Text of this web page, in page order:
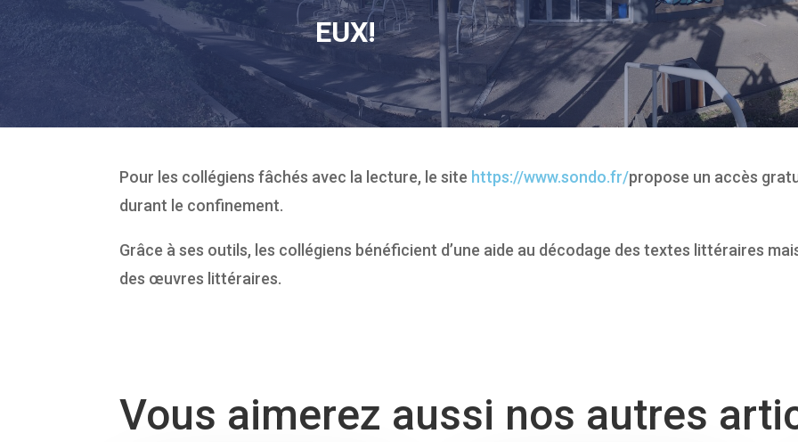
EUX!
Pour les collégiens fâchés avec la lecture, le site https://www.sondo.fr/propose un accès
durant le confinement.
Grâce à ses outils, les collégiens bénéficient d’une aide au décodage des textes littéraires
des œuvres littéraires.
Vous aimerez aussi nos autres